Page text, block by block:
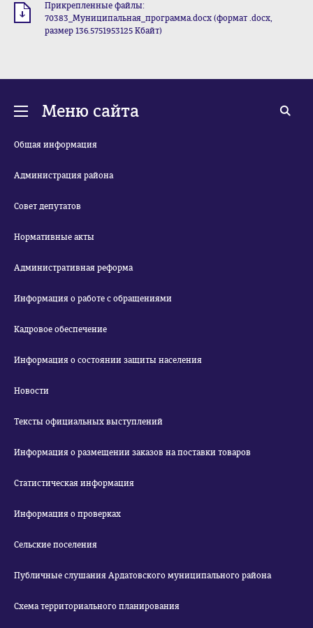
Прикрепленные файлы:
70383_Муниципальная_программа.docx (формат .docx,
размер 136.5751953125 Кбайт)
Меню сайта
Общая информация
Администрация района
Совет депутатов
Нормативные акты
Административная реформа
Информация о работе с обращениями
Кадровое обеспечение
Информация о состоянии защиты населения
Новости
Тексты официальных выступлений
Информация о размещении заказов на поставки товаров
Статистическая информация
Информация о проверках
Сельские поселения
Публичные слушания Ардатовского муниципального района
Схема территориального планирования